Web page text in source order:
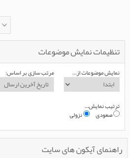
تنظیمات نمایش موضوعات
نمایش موضوعات از... مرتب سازی بر اساس:
ترتیب نمایش...
صعودی نزولی
راهنمای آیکون های سایت